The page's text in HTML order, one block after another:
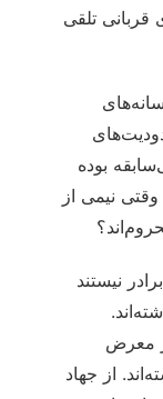
تلقی
بوده
نیمی از
نیستند
معرض
از جهاد